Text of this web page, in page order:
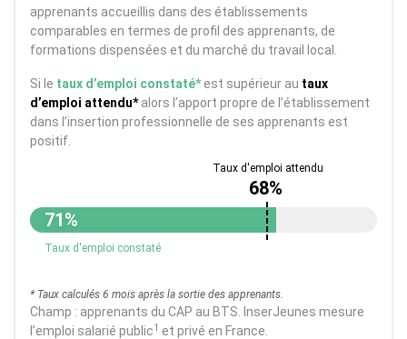
apprenants accueillis dans des établissements
comparables en termes de profil des apprenants, de
formations dispensées et du marché du travail local.
Si le taux d’emploi constaté*est supérieur au taux
d’emploi attendu*alors l’apport propre de l’établissement
dans l’insertion professionnelle de ses apprenants est
positif.
68%
71%
Taux d'emploi constaté
* Taux calculés 6 mois après la sortie des apprenants.
Champ : apprenants du CAP au BTS. InserJeunes mesure
l’emploi salarié public1 et privé en France.